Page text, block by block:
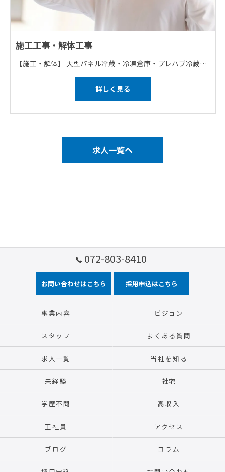
施工工事・解体工事
【施工・解体】 大型パネル冷蔵・冷凍倉庫・プレハブ冷蔵・冷凍庫・食品工業用クリーンルーム・工業用クリーンルーム・内装耐火間仕切 【どの仕事も一人では行いません】 1班が出張の際は残りの3班が大阪の作業を行うなど、4つ班を分けて仕事を回しております。 ※全員で作業を行う場合もあります。 【研修について】 マンツーマンでしっかりを教えていきます！
詳しく見る
求人一覧へ
072-803-8410
お問い合わせはこちら 採用申込はこちら
事業内容 ビジョン
スタッフ よくある質問
求人一覧 当社を知る
未経験 社宅
学歴不問 高収入
正社員 アクセス
ブログ コラム